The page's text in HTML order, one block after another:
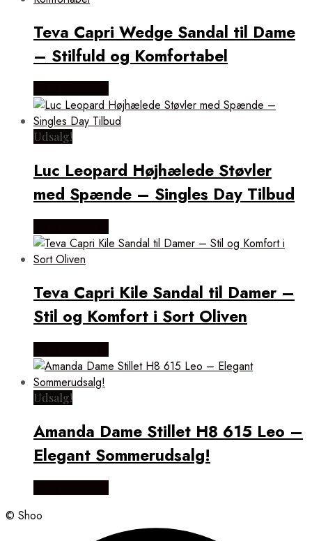
Teva Capri Wedge Sandal til Dame
– Stilfuld og Komfortabel
Udsalg!
Luc Leopard Højhælede Støvler
med Spænde – Singles Day Tilbud
Teva Capri Kile Sandal til Damer –
Stil og Komfort i Sort Oliven
Udsalg!
Amanda Dame Stillet H8 615 Leo –
Elegant Sommerudsalg!
© Shoo